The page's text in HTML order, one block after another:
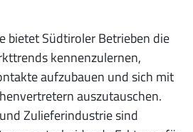
bietet Südtiroler Betrieben die
kennenzulernen,
aufzubauen und sich mit
auszutauschen.
Zulieferindustrie sind